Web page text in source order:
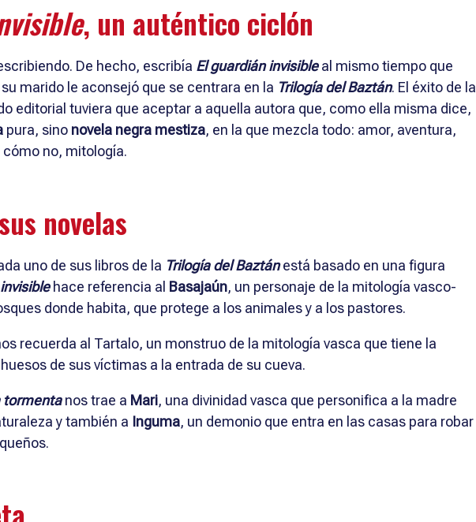
, un auténtico ciclón
De hecho, escribía El guardián invisibleal mismo tiempo que
marido le aconsejó que se centrara en la Trilogía del Baztán. El éxito de la
editorial tuviera que aceptar a aquella autora que, como ella misma dice,
pura, sino novela negra mestiza, en la que mezcla todo: amor, aventura,
no, mitología.
novelas
uno de sus libros de la Trilogía del Baztánestá basado en una figura
hace referencia al Basajaún, un personaje de la mitología vasco-
donde habita, que protege a los animales y a los pastores.
recuerda al Tartalo, un monstruo de la mitología vasca que tiene la
de sus víctimas a la entrada de su cueva.
tormentanos trae a Mari, una divinidad vasca que personifica a la madre
y también a Inguma, un demonio que entra en las casas para robar